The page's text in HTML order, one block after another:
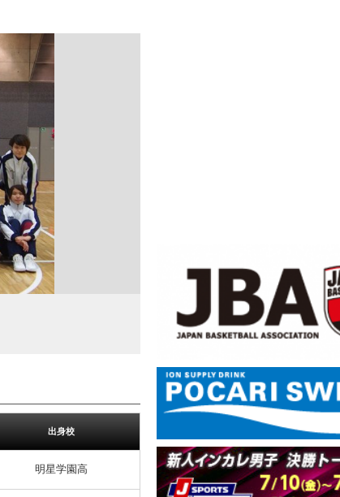
出身校
明星学園高